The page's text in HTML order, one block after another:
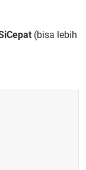
(bisa lebih